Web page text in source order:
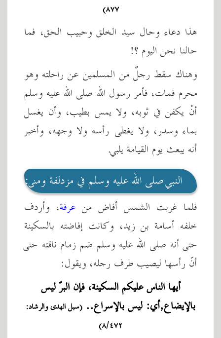
٨٧٧)
هذا دعاء وحال سيد الخلق وحبيب الحق، فما
حالنا نحن اليوم ؟!
وهناك سقط رجلٌ من المسلمين عن راحلته وهو
محرم فمات، فأمر رسول الله صلى الله عليه وسلم
أنْ يكفن في ثوبه، ولا يمس بطيب، وأن يغسل
بماء وسدر، ولا يغطى رأسه ولا وجهه، وأخبر
أنه يبعث يوم القيامة يلبي.
النبي صلى الله عليه وسلم في مزدلفة ومنى:
فلما غربت الشمس أفاض من عرفة، وأردف
خلفه أسامة بن زيد، وكانت إفاضته بالسكينة
حتى أنه صلى الله عليه وسلم ضم زمام ناقته حتى
أنّ رأسها ليصيب طرف رجله، ويقول:
أيها الناس عليكم السكينة، فإن البرّ ليس
بالإيضاع,أي: ليس بالإسراع.. (سبل الهدى والرشاد:
٨/٤٧٢)